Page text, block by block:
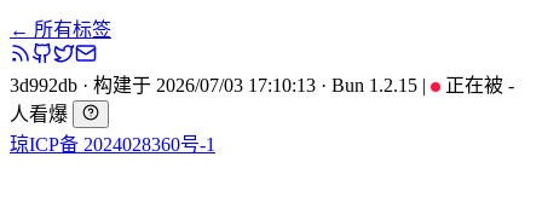
← 所有标签
3d992db · 构建于 2026/07/03 17:10:13 · Bun 1.2.15 | 正在被 -
人看爆
琼ICP备 2024028360号-1